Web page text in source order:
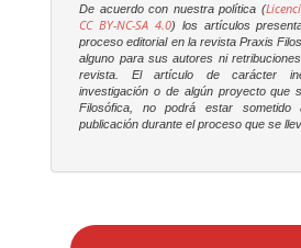
De acuerdo con nuestra política (
CC BY-NC-SA 4.0) los artículos
proceso editorial en la revistaPraxis
alguno para sus autores ni
revista. El artículo de carácter
investigación o de algún proyecto que
Filosófica , no podrá estar
publicación durante el proceso que se